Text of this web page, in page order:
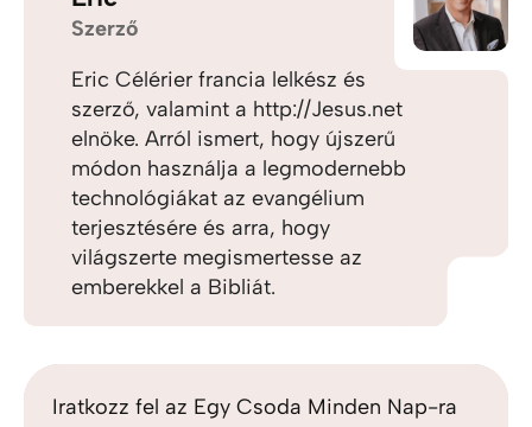
Szerző
Eric Célérier francia lelkész és
szerző, valamint a http://Jesus.net
elnöke. Arról ismert, hogy újszerű
módon használja a legmodernebb
technológiákat az evangélium
terjesztésére és arra, hogy
világszerte megismertesse az
emberekkel a Bibliát.
Iratkozz fel az Egy Csoda Minden Nap-ra